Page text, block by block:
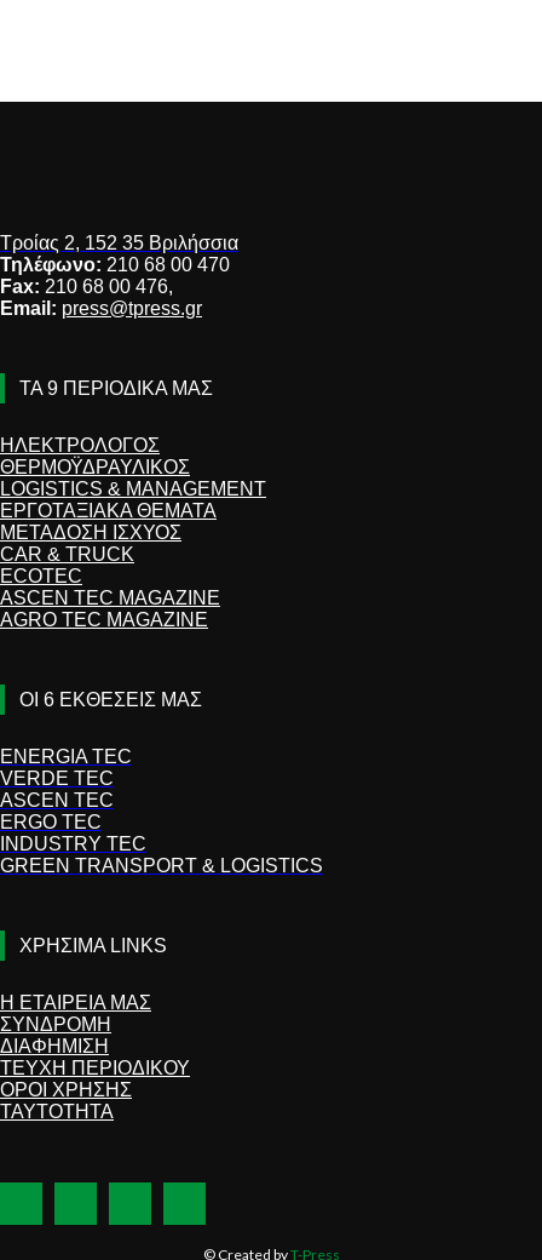
Τροίας 2, 152 35 Βριλήσσια
Τηλέφωνο: 210 68 00 470
Fax: 210 68 00 476,
Email: press@tpress.gr
ΤΑ 9 ΠΕΡΙΟΔΙΚΑ ΜΑΣ
ΗΛΕΚΤΡΟΛΟΓΟΣ
ΘΕΡΜΟΫΔΡΑΥΛΙΚΟΣ
LOGISTICS & MANAGEMENT
ΕΡΓΟΤΑΞΙΑΚΑ ΘΕΜΑΤΑ
ΜΕΤΑΔΟΣΗ ΙΣΧΥΟΣ
CAR & TRUCK
ECOTEC
ASCEN TEC MAGAZINE
AGRO TEC MAGAZINE
ΟΙ 6 ΕΚΘΕΣΕΙΣ ΜΑΣ
ENERGIA TEC
VERDE TEC
ASCEN TEC
ERGO TEC
INDUSTRY TEC
GREEN TRANSPORT & LOGISTICS
ΧΡΗΣΙΜΑ LINKS
Η ΕΤΑΙΡΕΙΑ ΜΑΣ
ΣΥΝΔΡΟΜΗ
ΔΙΑΦΗΜΙΣΗ
ΤΕΥΧΗ ΠΕΡΙΟΔΙΚΟΥ
ΟΡΟΙ ΧΡΗΣΗΣ
ΤΑΥΤΟΤΗΤΑ
© Created byT-Press